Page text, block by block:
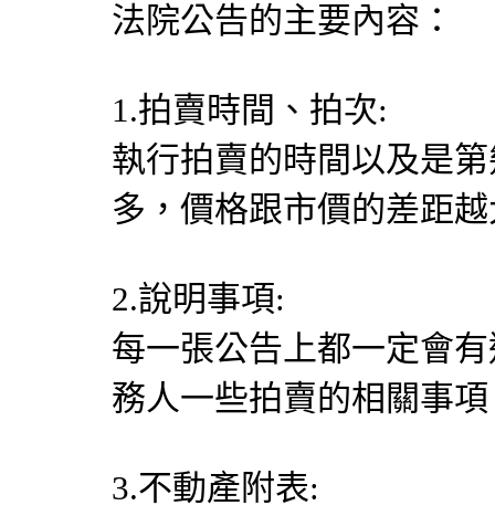
法院公告的主要內容：
1.拍賣時間、拍次:
執行拍賣的時間以及是
多，價格跟市價的差距
2.說明事項:
每一張公告上都一定會
務人一些拍賣的相關事
3.不動產附表: